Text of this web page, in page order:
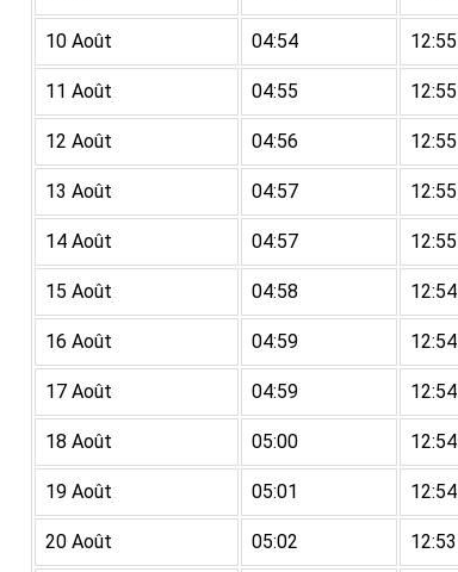
10 Août 04:54 12:55
11 Août 04:55 12:55
12 Août 04:56 12:55
13 Août 04:57 12:55
14 Août 04:57 12:55
15 Août 04:58 12:54
16 Août 04:59 12:54
17 Août 04:59 12:54
18 Août 05:00 12:54
19 Août 05:01 12:54
20 Août 05:02 12:53